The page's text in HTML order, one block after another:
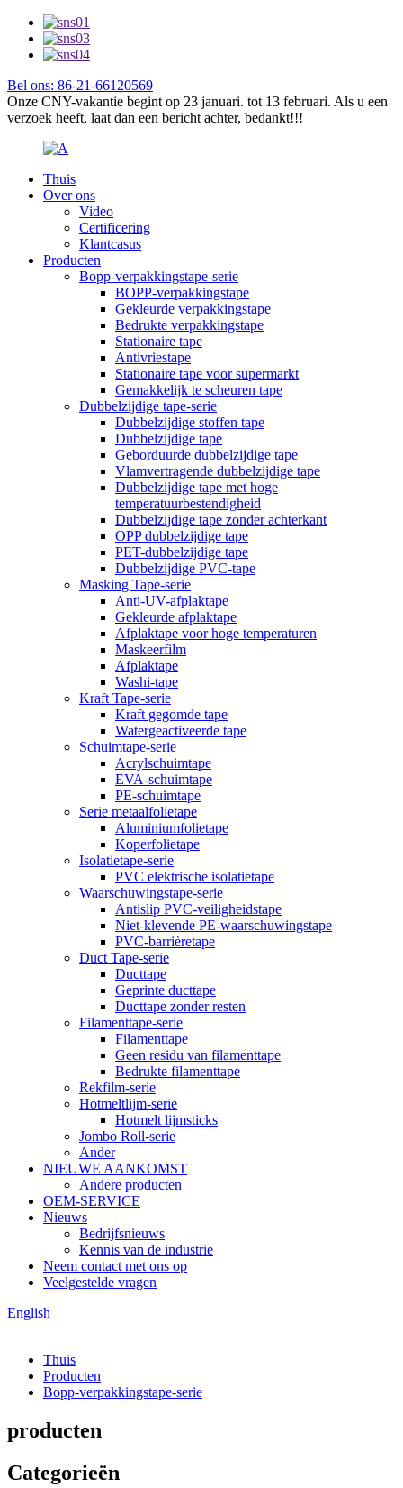
Bel ons: 86-21-66120569
Onze CNY-vakantie begint op 23 januari. tot 13 februari. Als u een
verzoek heeft, laat dan een bericht achter, bedankt!!!
Thuis
Over ons
Video
Certificering
Klantcasus
Producten
Bopp-verpakkingstape-serie
BOPP-verpakkingstape
Gekleurde verpakkingstape
Bedrukte verpakkingstape
Stationaire tape
Antivriestape
Stationaire tape voor supermarkt
Gemakkelijk te scheuren tape
Dubbelzijdige tape-serie
Dubbelzijdige stoffen tape
Dubbelzijdige tape
Geborduurde dubbelzijdige tape
Vlamvertragende dubbelzijdige tape
Dubbelzijdige tape met hoge
temperatuurbestendigheid
Dubbelzijdige tape zonder achterkant
OPP dubbelzijdige tape
PET-dubbelzijdige tape
Dubbelzijdige PVC-tape
Masking Tape-serie
Anti-UV-afplaktape
Gekleurde afplaktape
Afplaktape voor hoge temperaturen
Maskeerfilm
Afplaktape
Washi-tape
Kraft Tape-serie
Kraft gegomde tape
Watergeactiveerde tape
Schuimtape-serie
Acrylschuimtape
EVA-schuimtape
PE-schuimtape
Serie metaalfolietape
Aluminiumfolietape
Koperfolietape
Isolatietape-serie
PVC elektrische isolatietape
Waarschuwingstape-serie
Antislip PVC-veiligheidstape
Niet-klevende PE-waarschuwingstape
PVC-barrièretape
Duct Tape-serie
Ducttape
Geprinte ducttape
Ducttape zonder resten
Filamenttape-serie
Filamenttape
Geen residu van filamenttape
Bedrukte filamenttape
Rekfilm-serie
Hotmeltlijm-serie
Hotmelt lijmsticks
Jombo Roll-serie
Ander
NIEUWE AANKOMST
Andere producten
OEM-SERVICE
Nieuws
Bedrijfsnieuws
Kennis van de industrie
Neem contact met ons op
Veelgestelde vragen
English
Thuis
Producten
Bopp-verpakkingstape-serie
producten
Categorieën